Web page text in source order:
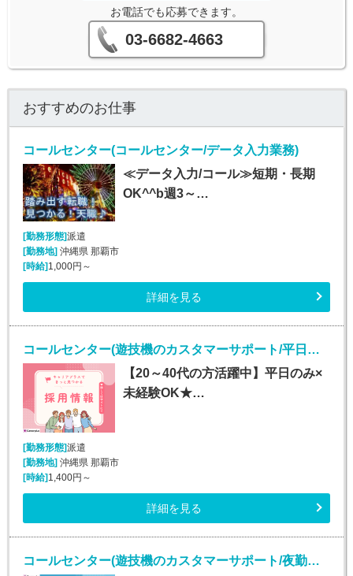
お電話でも応募できます。
03-6682-4663
おすすめのお仕事
コールセンター(コールセンター/データ入力業務)
≪データ入力/コール≫短期・長期
OK^^b週3～…
[勤務形態]派遣
[勤務地] 沖縄県 那覇市
[時給] 1,000円～
詳細を見る
コールセンター(遊技機のカスタマーサポート/平日のみ/長期)
【20～40代の方活躍中】平日のみ×
未経験OK★…
[勤務形態]派遣
[勤務地]沖縄県 那覇市
[時給]1,400円～
詳細を見る
コールセンター(遊技機のカスタマーサポート/夜勤あり/長期)